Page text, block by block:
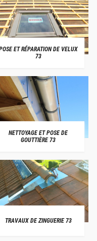
ET RÉPARATION DE VELUX
73
NETTOYAGE ET POSE DE
GOUTTIÈRE 73
TRAVAUX DE ZINGUERIE 73